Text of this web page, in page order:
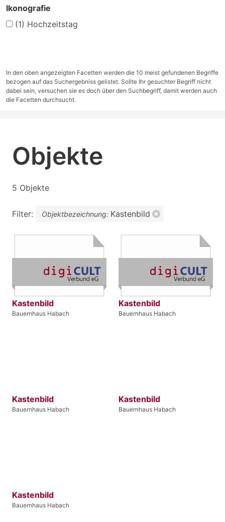
Ikonografie
(1) Hochzeitstag
In den oben angezeigten Facetten werden die 10 meist gefundenen Begriffe
bezogen auf das Suchergebniss gelistet. Sollte Ihr gesuchter Begriff nicht
dabei sein, versuchen sie es doch über den Suchbegriff, damit werden auch
die Facetten durchsucht.
Objekte
5 Objekte
Filter: Objektbezeichnung: Kastenbild
Kastenbild
Bauernhaus Habach
Kastenbild
Bauernhaus Habach
Kastenbild
Bauernhaus Habach
Kastenbild
Bauernhaus Habach
Kastenbild
Bauernhaus Habach